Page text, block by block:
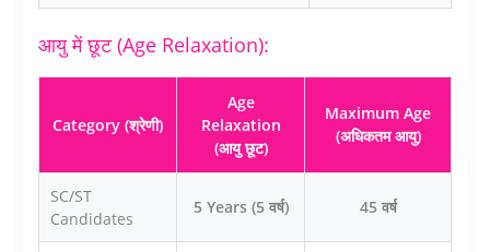
आयु में छूट (Age Relaxation):
Category (श्रेणी)
Age
Relaxation
(आयु छूट)
Maximum Age
(अधिकतम आयु)
SC/ST
Candidates
5 Years (5 वर्ष) 45 वर्ष